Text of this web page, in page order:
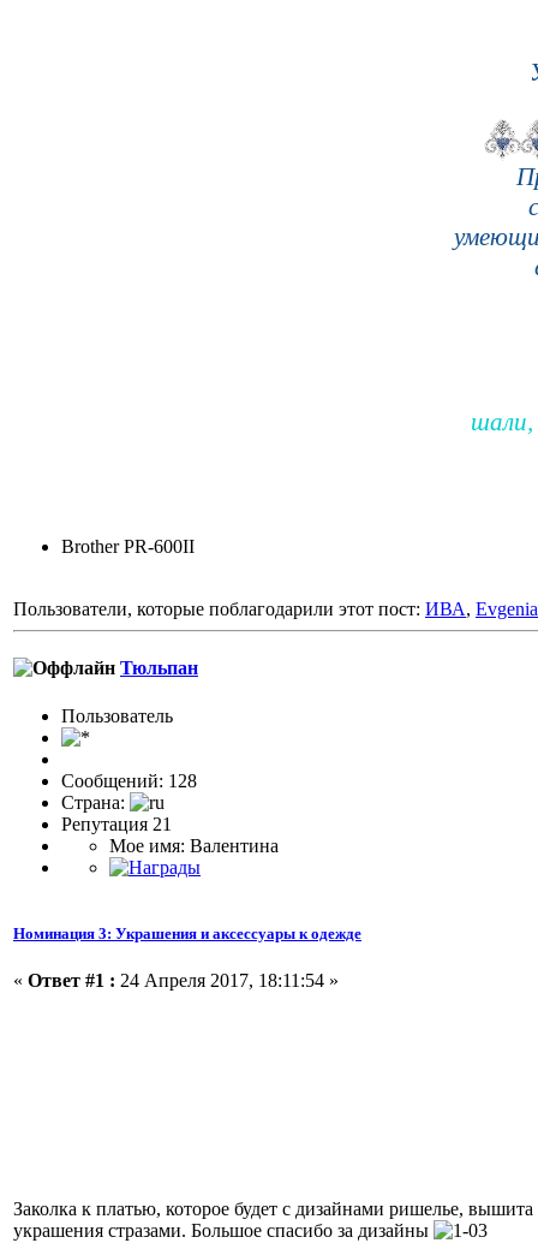
шали,
Brother PR-600II
Пользователи, которые поблагодарили этот пост: ИВА, Evgenia
Тюльпан
Пользовaтeль
Сообщений: 128
Страна:
Репутация 21
Мое имя: Валентина
Номинация 3: Украшения и аксессуары к одежде
« Ответ #1 : 24 Апреля 2017, 18:11:54 »
Заколка к платью, которое будет с дизайнами ришелье,
украшения стразами. Большое спасибо за дизайны